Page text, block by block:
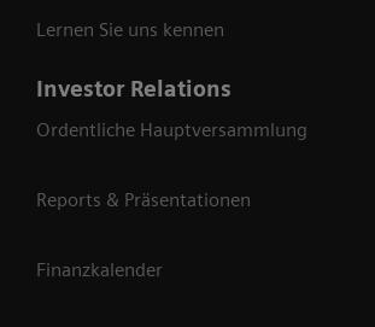
Lernen Sie uns kennen
Investor Relations
Ordentliche Hauptversammlung
Reports & Präsentationen
Finanzkalender